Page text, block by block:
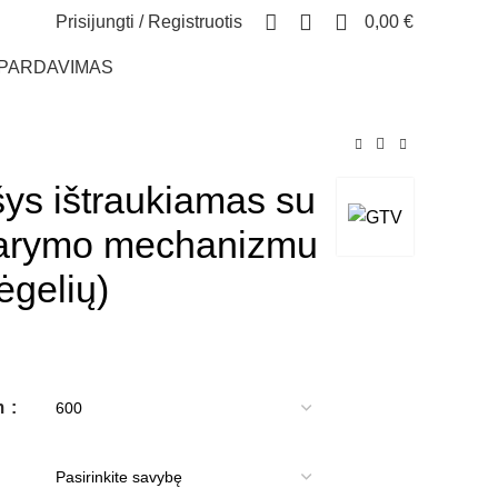
Prisijungti / Registruotis 0,00 €
ištraukiamas su
mechanizmu
€